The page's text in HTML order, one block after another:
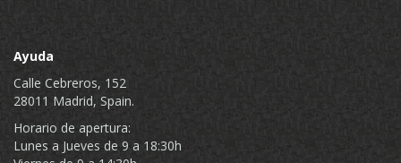
Ayuda
Calle Cebreros, 152
28011 Madrid, Spain.
Horario de apertura:
Lunes a Jueves de 9 a 18:30h